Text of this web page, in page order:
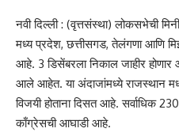
नवी दिल्ली : (वृत्तसंस्था) लोकसभेची
मध्य प्रदेश, छत्तीसगड, तेलंगणा आणि
आहे. 3 डिसेंबरला निकाल जाहीर
आले आहेत. या अंदाजांमध्ये राजस्थान
विजयी होताना दिसत आहे. सर्वाधिक
काँग्रेसची आघाडी आहे.